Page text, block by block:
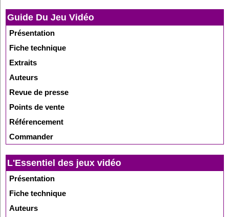
Guide Du Jeu Vidéo
Présentation
Fiche technique
Extraits
Auteurs
Revue de presse
Points de vente
Référencement
Commander
L'Essentiel des jeux vidéo
Présentation
Fiche technique
Auteurs